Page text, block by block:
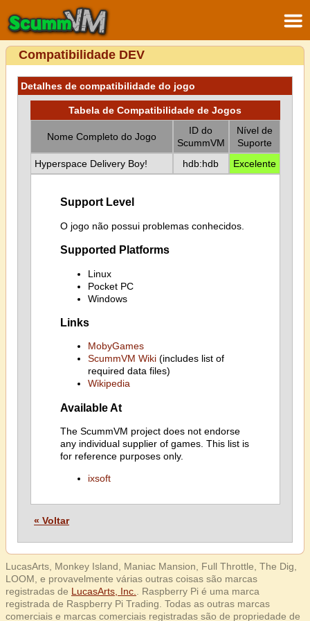
Compatibilidade DEV
Detalhes de compatibilidade do jogo
Tabela de Compatibilidade de Jogos
Nome Completo do Jogo
ID do
ScummVM
Nível de
Suporte
Hyperspace Delivery Boy!
hdb:hdb Excelente
Support Level
O jogo não possui problemas conhecidos.
Supported Platforms
Linux
Pocket PC
Windows
Links
MobyGames
ScummVM Wiki(includes list of
required data files)
Wikipedia
Available At
The ScummVM project does not endorse
any individual supplier of games. This list is
for reference purposes only.
ixsoft
« Voltar
LucasArts, Monkey Island, Maniac Mansion, Full Throttle, The Dig,
LOOM, e provavelmente várias outras coisas são marcas
registradas de LucasArts, Inc.
. Raspberry Pi é uma marca
registrada de Raspberry Pi Trading. Todas as outras marcas
comerciais e marcas comerciais registradas são de propriedade de